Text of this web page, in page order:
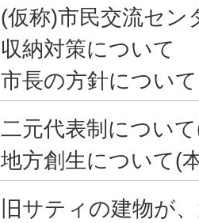
(仮称)市民交流セン
収納対策について
市長の方針について
二元代表制につい
地方創生について(
旧サティの建物が